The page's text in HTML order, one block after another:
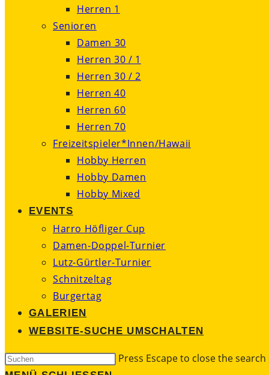
Herren 1
Senioren
Damen 30
Herren 30 / 1
Herren 30 / 2
Herren 40
Herren 60
Herren 70
Freizeitspieler*Innen/Hawaii
Hobby Herren
Hobby Damen
Hobby Mixed
EVENTS
Harro Höfliger Cup
Damen-Doppel-Turnier
Lutz-Gürtler-Turnier
Schnitzeltag
Burgertag
GALERIEN
WEBSITE-SUCHE UMSCHALTEN
Press Escape to close the search